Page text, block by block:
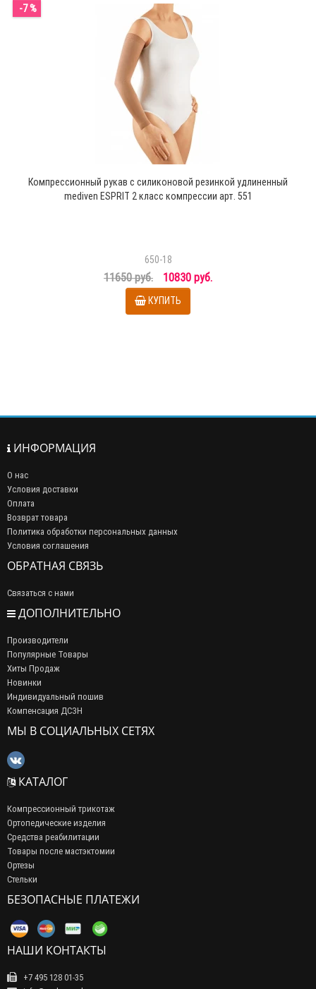
-7 %
Компрессионный рукав с силиконовой резинкой удлиненный
mediven ESPRIT 2 класс компрессии арт. 551
650-18
11650 руб. 10830 руб.
КУПИТЬ
ИНФОРМАЦИЯ
О нас
Условия доставки
Оплата
Возврат товара
Политика обработки персональных данных
Условия соглашения
ОБРАТНАЯ СВЯЗЬ
Связаться с нами
ДОПОЛНИТЕЛЬНО
Производители
Популярные Товары
Хиты Продаж
Новинки
Индивидуальный пошив
Компенсация ДСЗН
МЫ В СОЦИАЛЬНЫХ СЕТЯХ
КАТАЛОГ
Компрессионный трикотаж
Ортопедические изделия
Средства реабилитации
Товары после мастэктомии
Ортезы
Стельки
БЕЗОПАСНЫЕ ПЛАТЕЖИ
НАШИ КОНТАКТЫ
+7 495 128 01-35